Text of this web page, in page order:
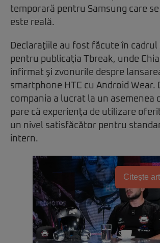
temporară pentru Samsung care
este reală.
Declaraţiile au fost făcute în
pentru publicaţia Tbreak, unde
infirmat şi zvonurile despre
smartphone HTC cu Android Wear.
compania a lucrat la un asemenea
pare că experienţa de utilizare
un nivel satisfăcător pentru
intern.
Citește